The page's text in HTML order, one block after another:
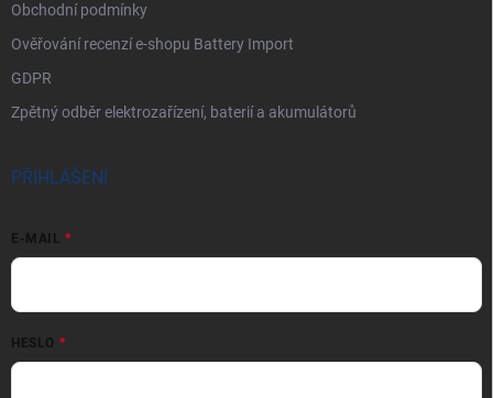
Obchodní podmínky
Ověřování recenzí e-shopu Battery Import
GDPR
Zpětný odběr elektrozařízení, baterií a akumulátorů
PŘIHLÁŠENÍ
E-MAIL
HESLO